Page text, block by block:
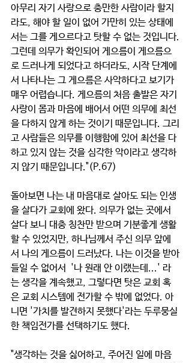
아무리 자기 사랑으로 충만한 사람이라 할지
라도, 해야 할 일이 없어 가만히 있는 상태에
서는 그를 게으르다고 탓할 수 없는 것입니다.
그런데 의무가 확인되어 게으름이 게으름으
로 드러나게 되었다고 하더라도, 시작 단계에
서 나타나는 그 게으름은 사악하다고 보기가
매우 어렵습니다. 게으름의 처음 출발은 자기
사랑이 몸과 마음에 배어서 어떤 의무에 최선
을 다하지 않게 하는 것이기 때문입니다. 그리
고 사람들은 의무를 이행함에 있어 최선을 다
하고 있지 않는 것을 심각한 악이라고 생각하
지 않기 때문입니다."(P.67)
돌아보면 나는 내 마음대로 살아도 되는 인생
을 살다가 교회에 왔다. 의무가 없는 곳에서
살다 보니 대충 칭찬만 받으며 기분좋게 생활
할 수 있었지만, 하나님께서 주신 의무 앞에
서 나의 게으름이 드러났다. 나는 이것을 받아
들일 수 없어서  '나 원래 안 이랬는데...' 라
는 생각을 계속했고, 그렇다면 탓은 교회 혹
은 교회 시스템에 전가할 수 밖에 없었다. 아
니면 '가치를 발견하지 못했다'라는 두루뭉실
한 책임전가를 선택하기도 했다.
"생각하는 것을 싫어하고, 주어진 일에 마음